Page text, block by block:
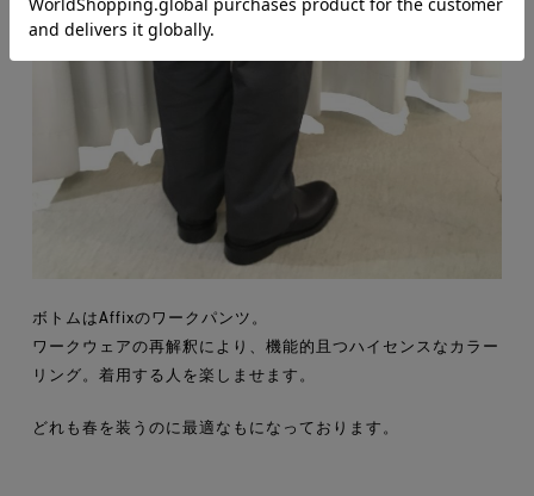
ボトムはAffixのワークパンツ。
ワークウェアの再解釈により、機能的且つハイセンスなカラー
リング。着用する人を楽しませます。
どれも春を装うのに最適なもになっております。